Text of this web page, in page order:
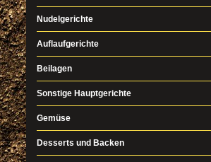
Nudelgerichte
Auflaufgerichte
Beilagen
Sonstige Hauptgerichte
Gemüse
Desserts und Backen